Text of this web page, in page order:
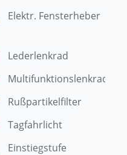
Elektr. Fensterheber
Lederlenkrad
Multifunktionslenkrad
Rußpartikelfilter
Tagfahrlicht
Einstiegstufe